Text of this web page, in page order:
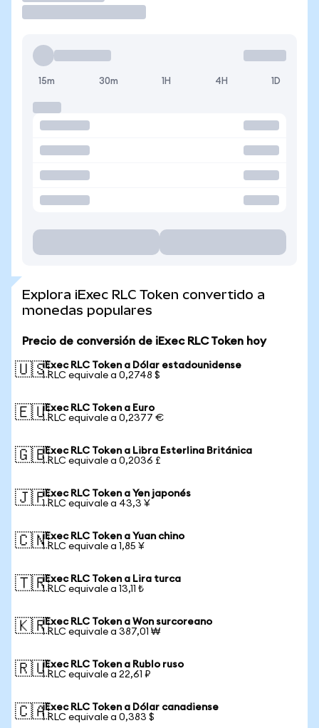
15m 30m 1H 4H 1D
Explora iExec RLC Token convertido a
monedas populares
Precio de conversión de iExec RLC Token hoy
🇺🇸iExec RLC Token a Dólar estadounidense
1 RLC equivale a 0,2748 $
🇪🇺iExec RLC Token a Euro
1 RLC equivale a 0,2377 €
🇬🇧iExec RLC Token a Libra Esterlina Británica
1 RLC equivale a 0,2036 £
🇯🇵iExec RLC Token a Yen japonés
1 RLC equivale a 43,3 ¥
🇨🇳iExec RLC Token a Yuan chino
1 RLC equivale a 1,85 ¥
🇹🇷iExec RLC Token a Lira turca
1 RLC equivale a 13,11 ₺
🇰🇷iExec RLC Token a Won surcoreano
1 RLC equivale a 387,01 ₩
🇷🇺iExec RLC Token a Rublo ruso
1 RLC equivale a 22,61 ₽
🇨🇦iExec RLC Token a Dólar canadiense
1 RLC equivale a 0,383 $